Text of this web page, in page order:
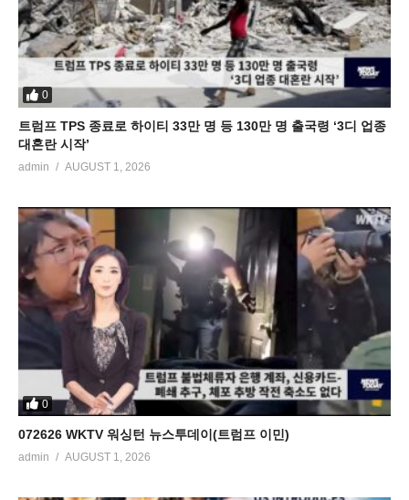
0
트럼프 TPS 종료로 하이티 33만 명 등 130만 명 출국령 ‘3디 업종
대혼란 시작’
admin AUGUST 1, 2026
0
072626 WKTV 워싱턴 뉴스투데이(트럼프 이민)
admin AUGUST 1, 2026